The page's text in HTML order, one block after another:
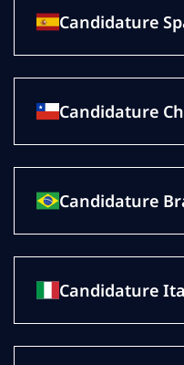
Candidature
Candidature
Candidature
Candidature